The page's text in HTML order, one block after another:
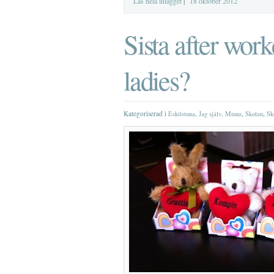
Sista after
ladies?
Kategoriserad i Eskilstuna, Jag själv, Minns, Skolan,